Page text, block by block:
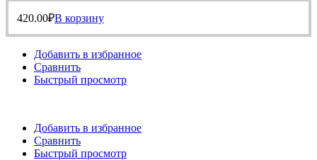
420.00₽В корзину
Добавить в избранное
Сравнить
Быстрый просмотр
Добавить в избранное
Сравнить
Быстрый просмотр